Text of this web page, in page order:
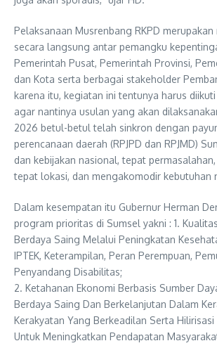
Pelaksanaan Musrenbang RKPD merupakan
secara langsung antar pemangku
Pemerintah Pusat, Pemerintah Provinsi,
dan Kota serta berbagai stakeholder
karena itu, kegiatan ini tentunya harus
agar nantinya usulan yang akan
2026 betul-betul telah sinkron dengan
perencanaan daerah (RPJPD dan RPJMD)
dan kebijakan nasional, tepat
tepat lokasi, dan mengakomodir kebutuhan
Dalam kesempatan itu Gubernur Herman
program prioritas di Sumsel yakni : 1.
Berdaya Saing Melalui Peningkatan
IPTEK, Keterampilan, Peran Perempuan,
Penyandang Disabilitas;
2. Ketahanan Ekonomi Berbasis Sumber
Berdaya Saing Dan Berkelanjutan Dalam
Kerakyatan Yang Berkeadilan Serta
Untuk Meningkatkan Pendapatan